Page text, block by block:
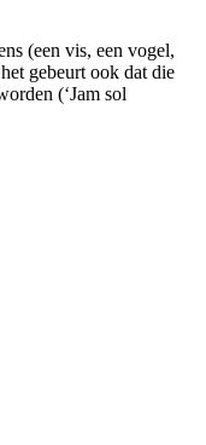
(een vis, een vogel,
gebeurt ook dat die
(‘Jam sol